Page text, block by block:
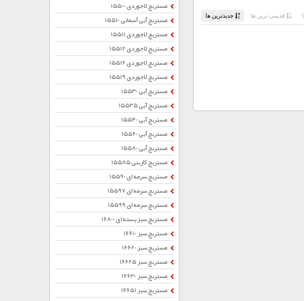
مستربچ لاجوردی 15500
مستربچ آبی آسمانی 15510
مستربچ لاجوردی 15511
مستربچ لاجوردی 15512
مستربچ لاجوردی 15516
مستربچ لاجوردی 15519
مستربچ آبی 15530
مستربچ آبی 15535
مستربچ آبی 15540
مستربچ آبی 15560
مستربچ آبی 15580
مستربچ کاربنی 15585
مستربچ سرمه ای 15590
مستربچ سرمه ای 15597
مستربچ سرمه ای 15599
مستربچ سبز پسته ای 16800
مستربچ سبز 16610
مستربچ سبز 16620
مستربچ سبز 16625
مستربچ سبز 16630
مستربچ سبز 16651